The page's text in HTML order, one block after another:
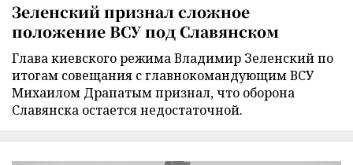
Зеленский признал сложное
положение ВСУ под Славянском
Глава киевского режима Владимир Зеленский по
итогам совещания с главнокомандующим ВСУ
Михаилом Драпатым признал, что оборона
Славянска остается недостаточной.